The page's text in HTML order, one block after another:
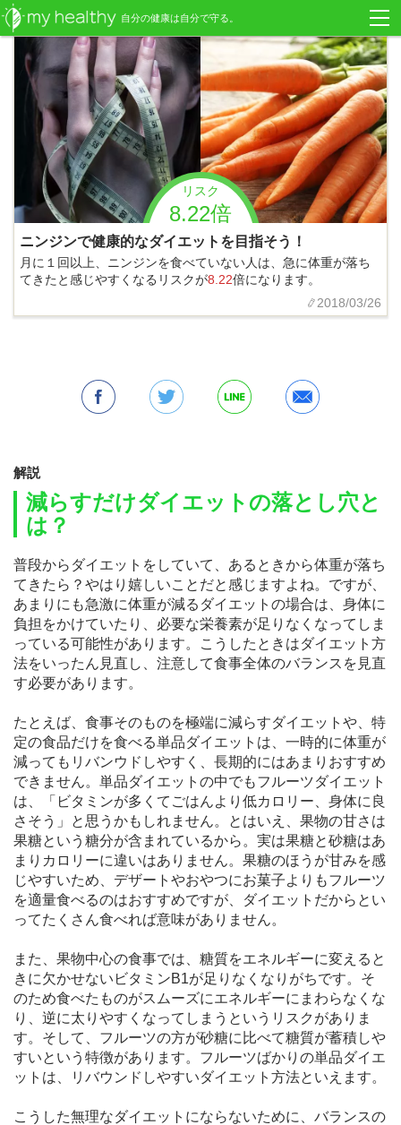
リスク
8.22倍
ニンジンで健康的なダイエットを目指そう！
月に１回以上、ニンジンを食べていない人は、急に体重が落ち
てきたと感じやすくなるリスクが8.22倍になります。
2018/03/26
解説
減らすだけダイエットの落とし穴と
は？
普段からダイエットをしていて、あるときから体重が落ち
てきたら？やはり嬉しいことだと感じますよね。ですが、
あまりにも急激に体重が減るダイエットの場合は、身体に
負担をかけていたり、必要な栄養素が足りなくなってしま
っている可能性があります。こうしたときはダイエット方
法をいったん見直し、注意して食事全体のバランスを見直
す必要があります。
たとえば、食事そのものを極端に減らすダイエットや、特
定の食品だけを食べる単品ダイエットは、一時的に体重が
減ってもリバンウドしやすく、長期的にはあまりおすすめ
できません。単品ダイエットの中でもフルーツダイエット
は、「ビタミンが多くてごはんより低カロリー、身体に良
さそう」と思うかもしれません。とはいえ、果物の甘さは
果糖という糖分が含まれているから。実は果糖と砂糖はあ
まりカロリーに違いはありません。果糖のほうが甘みを感
じやすいため、デザートやおやつにお菓子よりもフルーツ
を適量食べるのはおすすめですが、ダイエットだからとい
ってたくさん食べれば意味がありません。
また、果物中心の食事では、糖質をエネルギーに変えると
きに欠かせないビタミンB1が足りなくなりがちです。そ
のため食べたものがスムーズにエネルギーにまわらなくな
り、逆に太りやすくなってしまうというリスクがありま
す。そして、フルーツの方が砂糖に比べて糖質が蓄積しや
すいという特徴があります。フルーツばかりの単品ダイエ
ットは、リバウンドしやすいダイエット方法といえます。
こうした無理なダイエットにならないために、バランスの
自分の健康は自分で守る。